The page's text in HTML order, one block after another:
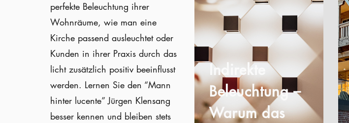
perfekte Beleuchtung ihrer
Wohnräume, wie man eine
Kirche passend ausleuchtet oder
Kunden in ihrer Praxis durch das
licht zusätzlich positiv beeinflusst
werden. Lernen Sie den “Mann
hinter lucente” Jürgen Klensang
besser kennen und bleiben stets
Indirekte
Beleuchtung –
Warum das